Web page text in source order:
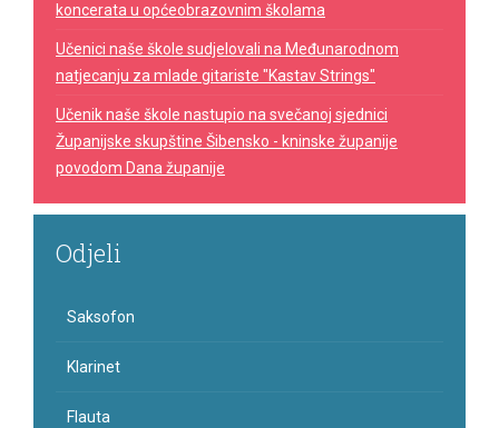
koncerata u općeobrazovnim školama
Učenici naše škole sudjelovali na Međunarodnom
natjecanju za mlade gitariste "Kastav Strings"
Učenik naše škole nastupio na svečanoj sjednici
Županijske skupštine Šibensko - kninske županije
povodom Dana županije
Odjeli
Saksofon
Klarinet
Flauta